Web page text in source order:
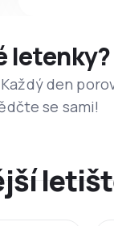
letenky?
den
se sami!